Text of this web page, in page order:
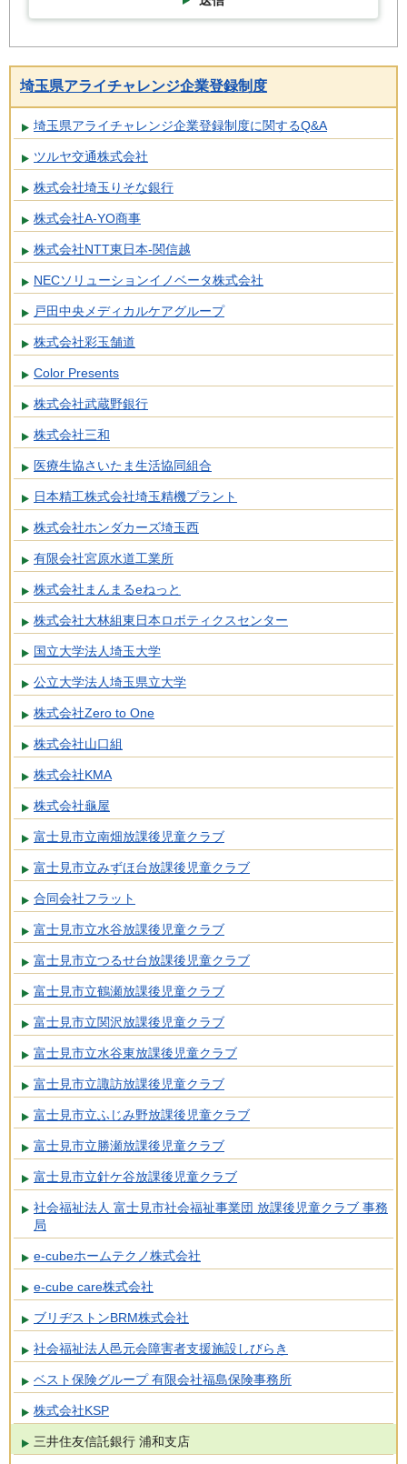
埼玉県アライチャレンジ企業登録制度
埼玉県アライチャレンジ企業登録制度に関するQ&A
ツルヤ交通株式会社
株式会社埼玉りそな銀行
株式会社A-YO商事
株式会社NTT東日本-関信越
NECソリューションイノベータ株式会社
戸田中央メディカルケアグループ
株式会社彩玉舗道
Color Presents
株式会社武蔵野銀行
株式会社三和
医療生協さいたま生活協同組合
日本精工株式会社埼玉精機プラント
株式会社ホンダカーズ埼玉西
有限会社宮原水道工業所
株式会社まんまるeねっと
株式会社大林組東日本ロボティクスセンター
国立大学法人埼玉大学
公立大学法人埼玉県立大学
株式会社Zero to One
株式会社山口組
株式会社KMA
株式会社龜屋
富士見市立南畑放課後児童クラブ
富士見市立みずほ台放課後児童クラブ
合同会社フラット
富士見市立水谷放課後児童クラブ
富士見市立つるせ台放課後児童クラブ
富士見市立鶴瀬放課後児童クラブ
富士見市立関沢放課後児童クラブ
富士見市立水谷東放課後児童クラブ
富士見市立諏訪放課後児童クラブ
富士見市立ふじみ野放課後児童クラブ
富士見市立勝瀬放課後児童クラブ
富士見市立針ケ谷放課後児童クラブ
社会福祉法人 富士見市社会福祉事業団 放課後児童クラブ 事務
局
e-cubeホームテクノ株式会社
e-cube care株式会社
ブリヂストンBRM株式会社
社会福祉法人邑元会障害者支援施設しびらき
ベスト保険グループ 有限会社福島保険事務所
株式会社KSP
三井住友信託銀行 浦和支店